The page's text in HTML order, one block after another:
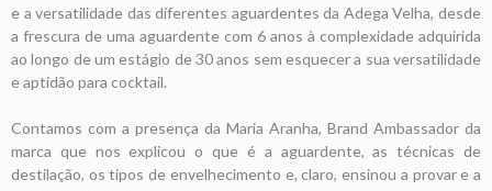
e a versatilidade das diferentes aguardentes da Adega Velha, desde
a frescura de uma aguardente com 6 anos à complexidade adquirida
ao longo de um estágio de 30 anos sem esquecer a sua versatilidade
e aptidão para cocktail.
Contamos com a presença da Maria Aranha, Brand Ambassador da
marca que nos explicou o que é a aguardente, as técnicas de
destilação, os tipos de envelhecimento e, claro, ensinou a provar e a